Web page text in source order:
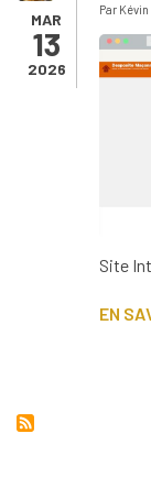
MAR
13
2026
Par Kévin
Site
EN